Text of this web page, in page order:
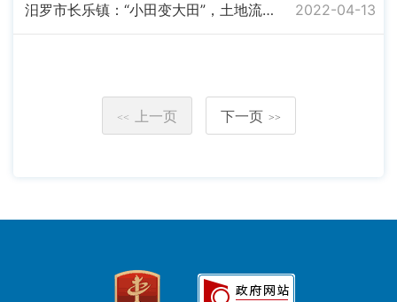
汨罗市长乐镇：“小田变大田”，土地流转效益大提升 2022-04-13
<< 上一页 下一页 >>